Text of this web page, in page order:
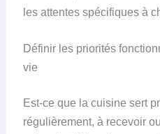
les attentes spécifiques à
Définir les priorités
vie
Est-ce que la cuisine sert
régulièrement, à recevoir